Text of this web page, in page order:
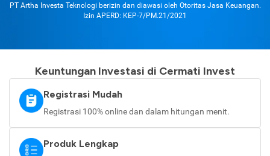
PT Artha Investa Teknologi berizin dan diawasi oleh Otoritas Jasa Keuangan.
Izin APERD: KEP-7/PM.21/2021
Keuntungan Investasi di Cermati Invest
Registrasi Mudah
Registrasi 100% online dan dalam hitungan menit.
Produk Lengkap